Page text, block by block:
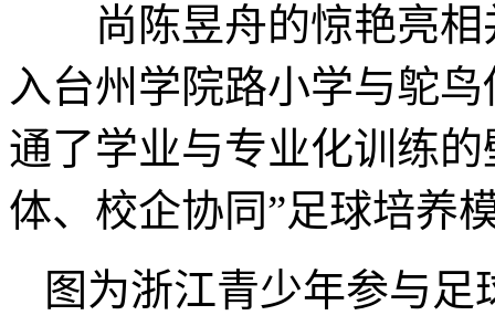
尚陈昱舟的惊艳亮相
入台州学院路小学与鸵
通了学业与专业化训练
体、校企协同”足球培养
图为浙江青少年参与